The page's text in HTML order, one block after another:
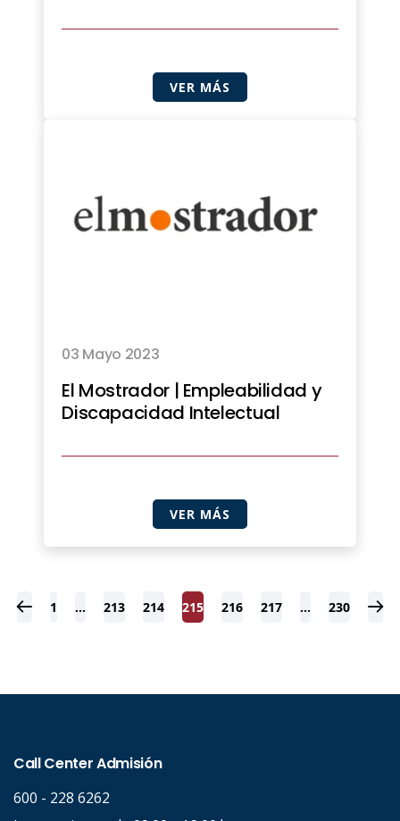
VER MÁS
03 Mayo 2023
El Mostrador | Empleabilidad y
Discapacidad Intelectual
VER MÁS
1 … 213 214 215 216 217 … 230